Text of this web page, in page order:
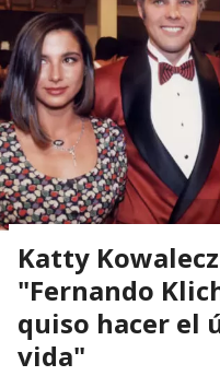
Katty
"Fernando
quiso hacer el
vida"